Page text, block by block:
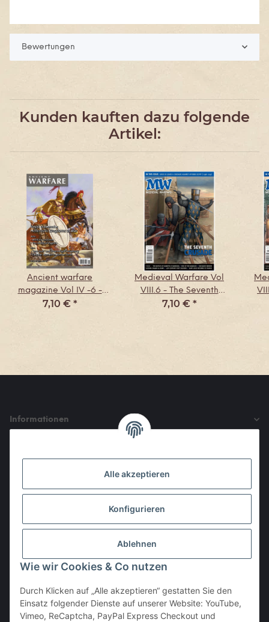
Bewertungen
Kunden kauften dazu folgende
Artikel:
Ancient warfare
magazine Vol IV -6 -
Royal stalemate -
7,10 € *
Medieval Warfare Vol
VIII.6 - The Seventh
Crusade
7,10 € *
Informationen
Alle akzeptieren
Konfigurieren
Ablehnen
Wie wir Cookies & Co nutzen
Durch Klicken auf „Alle akzeptieren“ gestatten Sie den
Einsatz folgender Dienste auf unserer Website: YouTube,
Vimeo, ReCaptcha, PayPal Express Checkout und